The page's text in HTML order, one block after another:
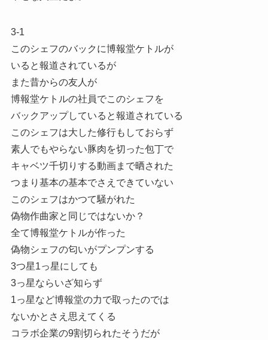
3-1
このシェフのバックに博報堂ケトルが
いると報道されているが
また昔からの友人が
博報堂ケトルの社員でこのシェフを
バックアップしていると報道されている
このシェフは大した修行もしておらず
素人でもやらない豚肉を切った包丁で
キャベツ千切りする動画まで晒された
つまり基本の基本でさえできていない
このシェフはかつて騒がれた
偽物作曲家と同じではないか？
全て博報堂ケトルが作った
偽物シェフの匂いがプンプンする
3つ星1っ星にしても
3っ星ならいざ知らず
1っ星など博報堂の力で取ったのでは
ないかとさえ思えてくる
コラボ企業の9割切られたそうだが